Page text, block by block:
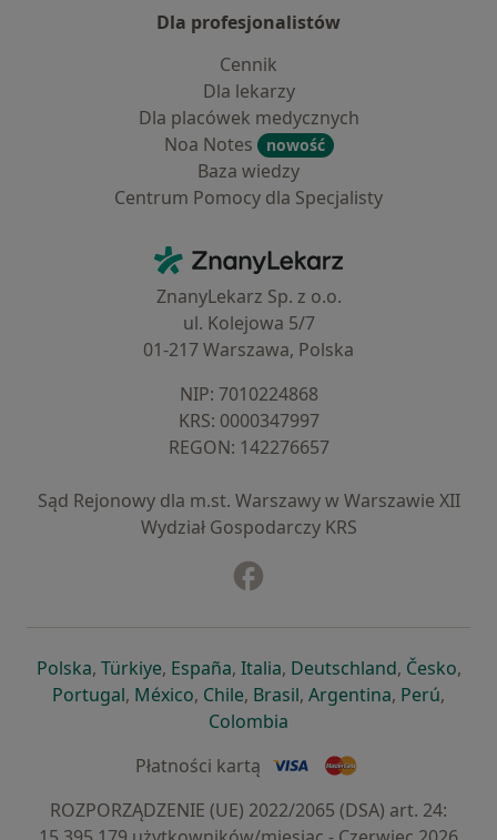
Dla profesjonalistów
Cennik
Dla lekarzy
Dla placówek medycznych
Noa Notes
nowość
Baza wiedzy
Centrum Pomocy dla Specjalisty
ZnanyLekarz - Strona główna
ZnanyLekarz Sp. z o.o.
ul. Kolejowa 5/7
01-217 Warszawa, Polska
NIP: ⁠7010224868
KRS: ⁠0000347997
REGON: ⁠142276657
Sąd Rejonowy dla m.st. Warszawy w Warszawie XII
Wydział Gospodarczy KRS
Polskaotwiera się w nowej karcie
, Türkiyeotwiera się w nowej karcie
, Españaotwiera się w nowej karcie
, Italiaotwiera się w nowej
, Deutschlandotwiera się
, Česko,
Portugalotwiera się w nowej karcie
, Méxicootwiera się w nowej karcie
, Chileotwiera się w nowej karcie
, Brasilotwiera się w nowej
, Argentinaotwiera się
, Perú,
Colombia
Płatności kartą
ROZPORZĄDZENIE (UE) 2022/2065 (DSA) art. 24: